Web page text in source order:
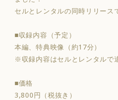
セルとレンタルの同時リリース
■収録内容（予定）
本編、特典映像（約17分）
※収録内容はセルとレンタルで
■価格
3,800円（税抜き）